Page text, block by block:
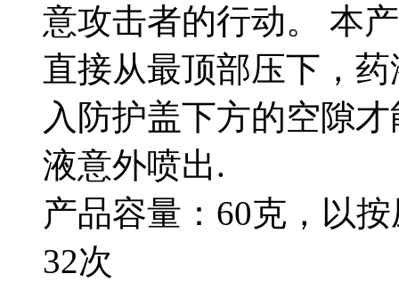
意攻击者的行动。 本
直接从最顶部压下，
入防护盖下方的空隙
液意外喷出.
产品容量：60克，以
32次